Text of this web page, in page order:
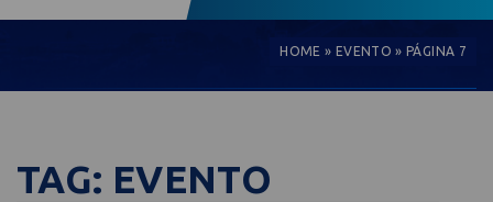
HOME » EVENTO »PÁGINA 7
TAG: EVENTO